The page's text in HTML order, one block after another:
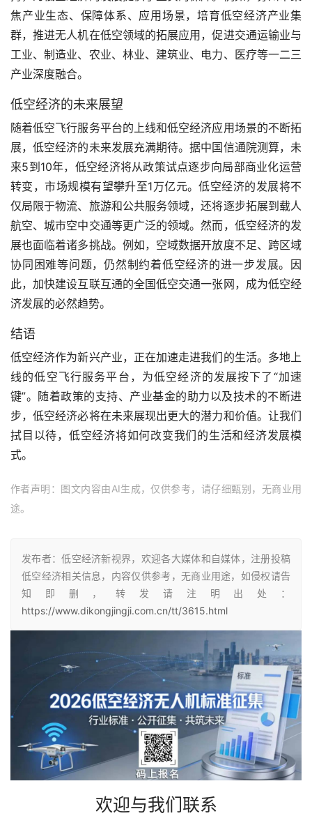
焦产业生态、保障体系、应用场景，培育低空经济产业集
群，推进无人机在低空领域的拓展应用，促进交通运输业与
工业、制造业、农业、林业、建筑业、电力、医疗等一二三
产业深度融合。
低空经济的未来展望
随着低空飞行服务平台的上线和低空经济应用场景的不断拓
展，低空经济的未来发展充满期待。据中国信通院测算，未
来5到10年，低空经济将从政策试点逐步向局部商业化运营
转变，市场规模有望攀升至1万亿元。低空经济的发展将不
仅局限于物流、旅游和公共服务领域，还将逐步拓展到载人
航空、城市空中交通等更广泛的领域。然而，低空经济的发
展也面临着诸多挑战。例如，空域数据开放度不足、跨区域
协同困难等问题，仍然制约着低空经济的进一步发展。因
此，加快建设互联互通的全国低空交通一张网，成为低空经
济发展的必然趋势。
结语
低空经济作为新兴产业，正在加速走进我们的生活。多地上
线的低空飞行服务平台，为低空经济的发展按下了“加速
键”。随着政策的支持、产业基金的助力以及技术的不断进
步，低空经济必将在未来展现出更大的潜力和价值。让我们
拭目以待，低空经济将如何改变我们的生活和经济发展模
式。
作者声明：图文内容由AI生成，仅供参考，请仔细甄别，无商业用
途。
发布者：低空经济新视界，欢迎各大媒体和自媒体，注册投稿
低空经济相关信息，内容仅供参考，无商业用途，如侵权请告
知即删，转发请注明出处：
https://www.dikongjingji.com.cn/tt/3615.html
欢迎与我们联系